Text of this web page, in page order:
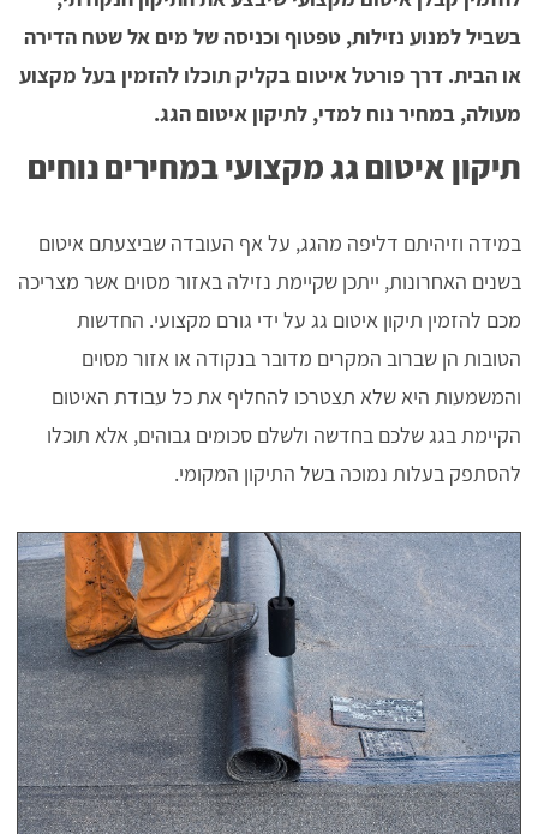
בשביל למנוע נזילות, טפטוף וכניסה של מים אל שטח הדירה
או הבית. דרך פורטל איטום בקליק תוכלו להזמין בעל מקצוע
מעולה, במחיר נוח למדי, לתיקון איטום הגג.
תיקון איטום גג מקצועי במחירים נוחים
במידה וזיהיתם דליפה מהגג, על אף העובדה שביצעתם איטום
בשנים האחרונות, ייתכן שקיימת נזילה באזור מסוים אשר מצריכה
מכם להזמין תיקון איטום גג על ידי גורם מקצועי. החדשות
הטובות הן שברוב המקרים מדובר בנקודה או אזור מסוים
והמשמעות היא שלא תצטרכו להחליף את כל עבודת האיטום
הקיימת בגג שלכם בחדשה ולשלם סכומים גבוהים, אלא תוכלו
להסתפק בעלות נמוכה בשל התיקון המקומי.